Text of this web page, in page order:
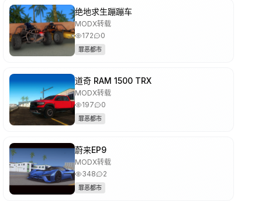
绝地求生蹦蹦车
MODX转载
172
0
罪恶都市
道奇 RAM 1500 TRX
MODX转载
197
0
罪恶都市
蔚来EP9
MODX转载
348
2
罪恶都市